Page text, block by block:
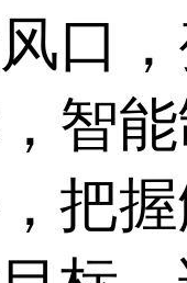
口
智
把